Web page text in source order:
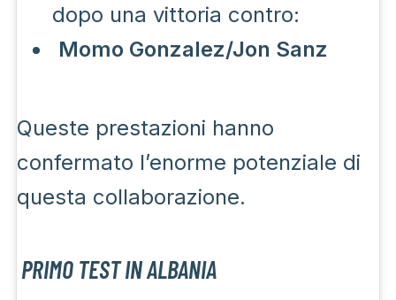
dopo una vittoria contro:
Momo Gonzalez/Jon Sanz
Queste prestazioni hanno
confermato l’enorme potenziale di
questa collaborazione.
PRIMO TEST IN ALBANIA